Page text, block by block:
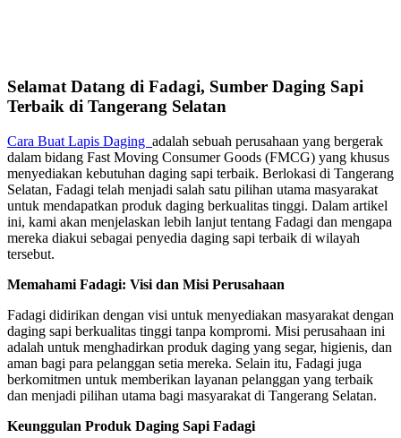
Selamat Datang di Fadagi, Sumber Daging Sapi
Terbaik di Tangerang Selatan
Cara Buat Lapis Daging adalah sebuah perusahaan yang bergerak
dalam bidang Fast Moving Consumer Goods (FMCG) yang khusus
menyediakan kebutuhan daging sapi terbaik. Berlokasi di Tangerang
Selatan, Fadagi telah menjadi salah satu pilihan utama masyarakat
untuk mendapatkan produk daging berkualitas tinggi. Dalam artikel
ini, kami akan menjelaskan lebih lanjut tentang Fadagi dan mengapa
mereka diakui sebagai penyedia daging sapi terbaik di wilayah
tersebut.
Memahami Fadagi: Visi dan Misi Perusahaan
Fadagi didirikan dengan visi untuk menyediakan masyarakat dengan
daging sapi berkualitas tinggi tanpa kompromi. Misi perusahaan ini
adalah untuk menghadirkan produk daging yang segar, higienis, dan
aman bagi para pelanggan setia mereka. Selain itu, Fadagi juga
berkomitmen untuk memberikan layanan pelanggan yang terbaik
dan menjadi pilihan utama bagi masyarakat di Tangerang Selatan.
Keunggulan Produk Daging Sapi Fadagi